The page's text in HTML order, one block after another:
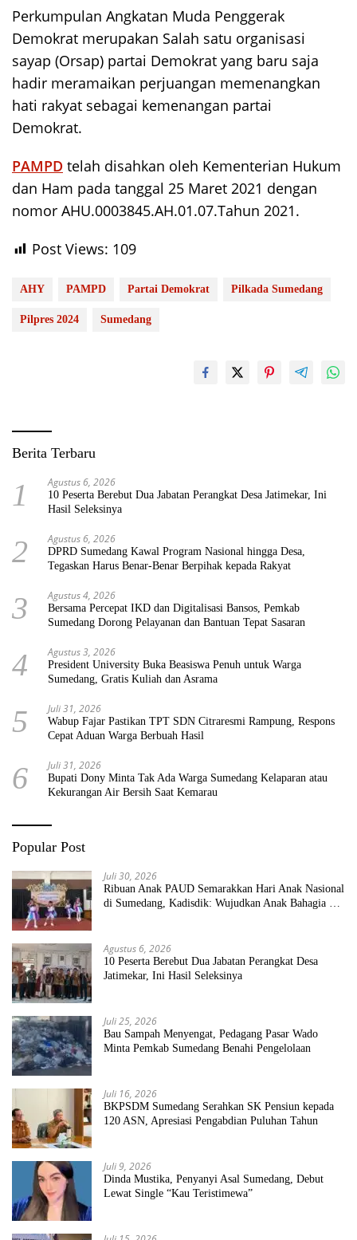
Perkumpulan Angkatan Muda Penggerak
Demokrat merupakan Salah satu organisasi
sayap (Orsap) partai Demokrat yang baru saja
hadir meramaikan perjuangan memenangkan
hati rakyat sebagai kemenangan partai
Demokrat.
PAMPD telah disahkan oleh Kementerian Hukum
dan Ham pada tanggal 25 Maret 2021 dengan
nomor AHU.0003845.AH.01.07.Tahun 2021.
Post Views: 109
AHY PAMPD Partai Demokrat Pilkada Sumedang
Pilpres 2024 Sumedang
Berita Terbaru
1 Agustus 6, 2026
10 Peserta Berebut Dua Jabatan Perangkat Desa Jatimekar, Ini
Hasil Seleksinya
2 Agustus 6, 2026
DPRD Sumedang Kawal Program Nasional hingga Desa,
Tegaskan Harus Benar-Benar Berpihak kepada Rakyat
3 Agustus 4, 2026
Bersama Percepat IKD dan Digitalisasi Bansos, Pemkab
Sumedang Dorong Pelayanan dan Bantuan Tepat Sasaran
4 Agustus 3, 2026
President University Buka Beasiswa Penuh untuk Warga
Sumedang, Gratis Kuliah dan Asrama
5 Juli 31, 2026
Wabup Fajar Pastikan TPT SDN Citraresmi Rampung, Respons
Cepat Aduan Warga Berbuah Hasil
6 Juli 31, 2026
Bupati Dony Minta Tak Ada Warga Sumedang Kelaparan atau
Kekurangan Air Bersih Saat Kemarau
Popular Post
Juli 30, 2026
Ribuan Anak PAUD Semarakkan Hari Anak Nasional
di Sumedang, Kadisdik: Wujudkan Anak Bahagia dan
Agustus 6, 2026
10 Peserta Berebut Dua Jabatan Perangkat Desa
Jatimekar, Ini Hasil Seleksinya
Juli 25, 2026
Bau Sampah Menyengat, Pedagang Pasar Wado
Minta Pemkab Sumedang Benahi Pengelolaan
Juli 16, 2026
BKPSDM Sumedang Serahkan SK Pensiun kepada
120 ASN, Apresiasi Pengabdian Puluhan Tahun
Juli 9, 2026
Dinda Mustika, Penyanyi Asal Sumedang, Debut
Lewat Single “Kau Teristimewa”